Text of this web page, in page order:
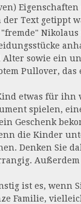
Text getippt
sowie ein
Pullover, das
etwas für ihn
spielen,
Geschenk
die Kinder
Denken Sie
ist es, wenn
Familie,